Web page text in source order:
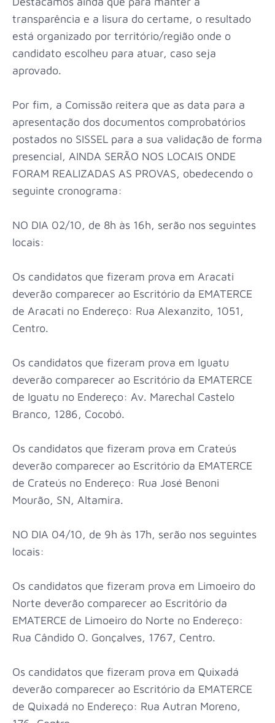
transparência e a lisura do certame, o resultado
está organizado por território/região onde o
candidato escolheu para atuar, caso seja
aprovado.
Por fim, a Comissão reitera que as data para a
apresentação dos documentos comprobatórios
postados no SISSEL para a sua validação de forma
presencial, AINDA SERÃO NOS LOCAIS ONDE
FORAM REALIZADAS AS PROVAS, obedecendo o
seguinte cronograma:
NO DIA 02/10, de 8h às 16h, serão nos seguintes
locais:
Os candidatos que fizeram prova em Aracati
deverão comparecer ao Escritório da EMATERCE
de Aracati no Endereço: Rua Alexanzito, 1051,
Centro.
Os candidatos que fizeram prova em Iguatu
deverão comparecer ao Escritório da EMATERCE
de Iguatu no Endereço: Av. Marechal Castelo
Branco, 1286, Cocobó.
Os candidatos que fizeram prova em Crateús
deverão comparecer ao Escritório da EMATERCE
de Crateús no Endereço: Rua José Benoni
Mourão, SN, Altamira.
NO DIA 04/10, de 9h às 17h, serão nos seguintes
locais:
Os candidatos que fizeram prova em Limoeiro do
Norte deverão comparecer ao Escritório da
EMATERCE de Limoeiro do Norte no Endereço:
Rua Cândido O. Gonçalves, 1767, Centro.
Os candidatos que fizeram prova em Quixadá
deverão comparecer ao Escritório da EMATERCE
de Quixadá no Endereço: Rua Autran Moreno,